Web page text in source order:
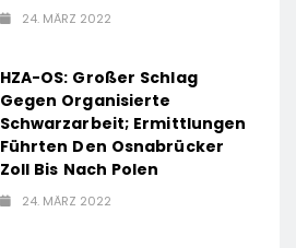
24. MÄRZ 2022
HZA-OS: Großer Schlag
Gegen Organisierte
Schwarzarbeit; Ermittlungen
Führten Den Osnabrücker
Zoll Bis Nach Polen
24. MÄRZ 2022